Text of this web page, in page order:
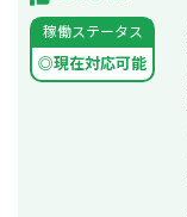
稼働ステータス
◎現在対応可能